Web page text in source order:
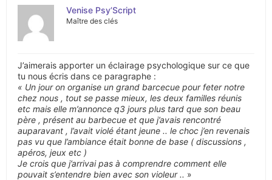
Venise Psy’Script
Maître des clés
J’aimerais apporter un éclairage psychologique sur ce que
tu nous écris dans ce paragraphe :
« Un jour on organise un grand barcecue pour feter notre
chez nous , tout se passe mieux, les deux familles réunis
etc mais elle m’annonce q3 jours plus tard que son beau
père , présent au barbecue et que j’avais rencontré
auparavant , l’avait violé étant jeune .. le choc j’en revenais
pas vu que l’ambiance était bonne de base ( discussions ,
apéros, jeux etc )
Je crois que j’arrivai pas à comprendre comment elle
pouvait s’entendre bien avec son violeur .. »